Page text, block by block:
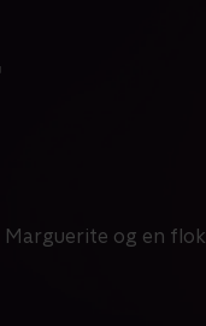
og en flok